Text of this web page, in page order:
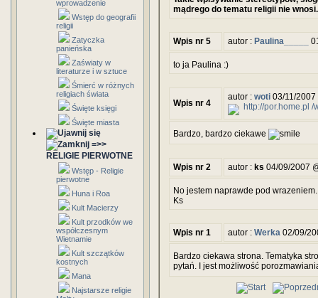
wprowadzenie
Wstęp do geografii
religii
Zatyczka
panieńska
Zaświaty w
literaturze i w sztuce
Śmierć w różnych
religiach świata
Święte księgi
Święte miasta
=>>
RELIGIE PIERWOTNE
Wstęp - Religie
pierwotne
Huna i Roa
Kult Macierzy
Kult przodków we
współczesnym
Wietnamie
Kult szczątków
kostnych
Mana
Najstarsze religie
mądrego do tematu religii nie wnosi.
Wpis nr 5 autor : Paulina_____
to ja Paulina :)
Wpis nr 4
autor : woti03/11/2007
http://por.home.pl /
Bardzo, bardzo ciekawe
Wpis nr 2 autor : ks 04/09/2007
No jestem naprawde pod
Ks
Wpis nr 1 autor : Werka02/09/
Bardzo ciekawa strona. Tematyka
pytań. I jest możliwość